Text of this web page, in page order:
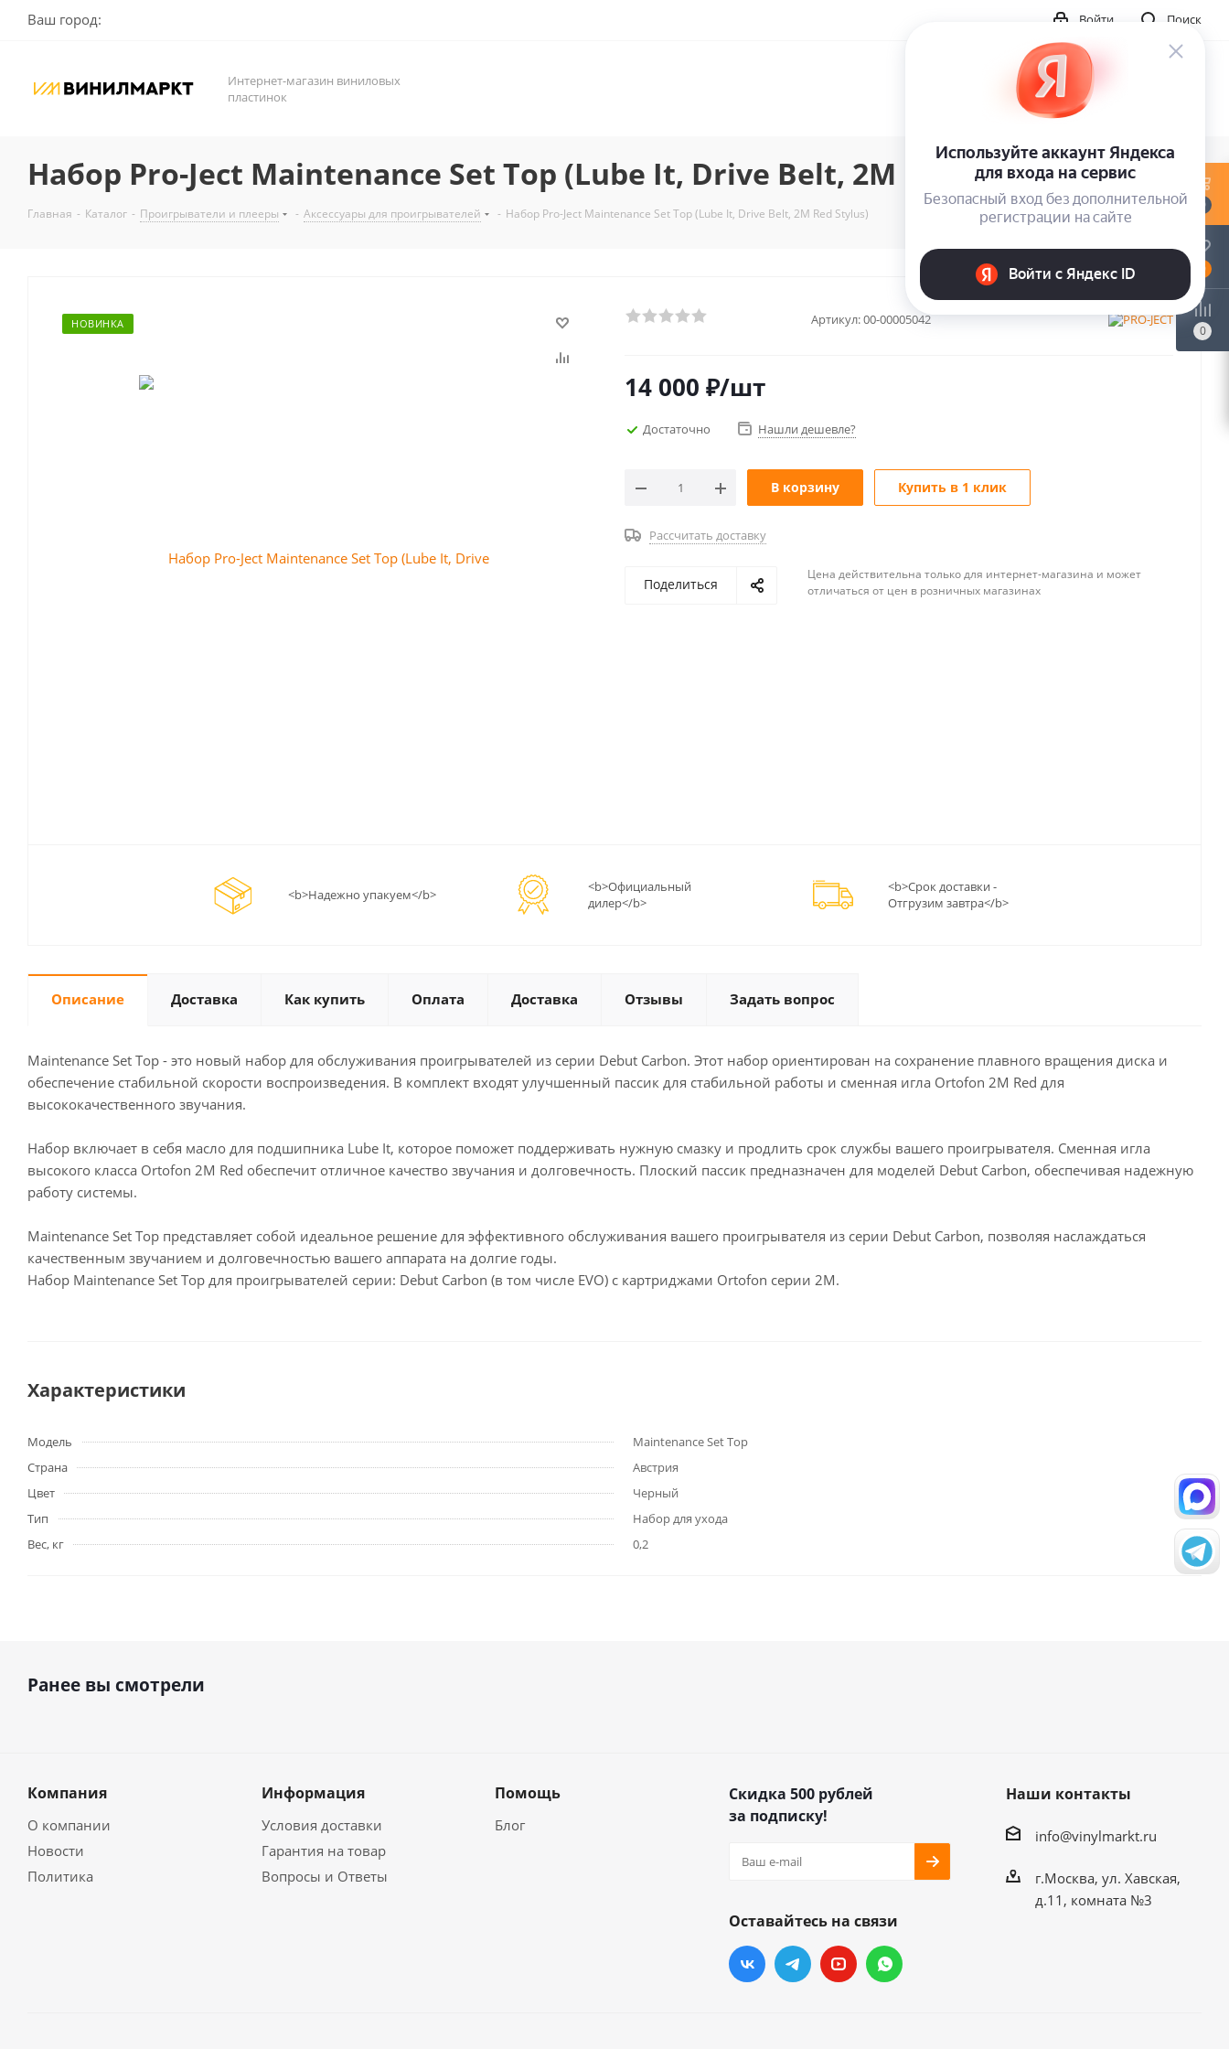
Ваш город: Поиск
Войти
Интернет-магазин виниловых
пластинок
Набор Pro-Ject Maintenance Set Top (Lube It, Drive Belt, 2M Red Stylus)
Главная - Каталог - Проигрыватели и плееры - Аксессуары для проигрывателей - Набор Pro-Ject Maintenance Set Top (Lube It, Drive Belt, 2M Red Stylus)
НОВИНКА Артикул:00-00005042
14 000 ₽/шт
Достаточно Нашли дешевле?
В корзину Купить в 1 клик
Рассчитать доставку
Поделиться
Цена действительна только для интернет-магазина и может
отличаться от цен в розничных магазинах
<b>Надежно упакуем</b>
<b>Официальный
дилер</b>
<b>Срок доставки -
Отгрузим завтра</b>
Описание Доставка Как купить Оплата Доставка Отзывы Задать вопрос
Maintenance Set Top - это новый набор для обслуживания проигрывателей из серии Debut Carbon. Этот набор ориентирован на сохранение плавного вращения диска и
обеспечение стабильной скорости воспроизведения. В комплект входят улучшенный пассик для стабильной работы и сменная игла Ortofon 2M Red для
высококачественного звучания.
Набор включает в себя масло для подшипника Lube It, которое поможет поддерживать нужную смазку и продлить срок службы вашего проигрывателя. Сменная игла
высокого класса Ortofon 2M Red обеспечит отличное качество звучания и долговечность. Плоский пассик предназначен для моделей Debut Carbon, обеспечивая надежную
работу системы.
Maintenance Set Top представляет собой идеальное решение для эффективного обслуживания вашего проигрывателя из серии Debut Carbon, позволяя наслаждаться
качественным звучанием и долговечностью вашего аппарата на долгие годы.
Набор Maintenance Set Top для проигрывателей серии: Debut Carbon (в том числе EVO) с картриджами Ortofon серии 2M.
Характеристики
Модель
Maintenance Set Top
Страна
Австрия
Цвет
Черный
Тип
Набор для ухода
Вес, кг
0,2
Ранее вы смотрели
Компания
О компании
Новости
Политика
Информация
Условия доставки
Гарантия на товар
Вопросы и Ответы
Помощь
Блог
Скидка 500 рублей
за подписку!
Оставайтесь на связи
Наши контакты
info@vinylmarkt.ru
г.Москва, ул. Хавская,
д.11, комната №3
0
0
0